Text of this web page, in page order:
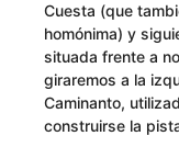
Cuesta (que
homónima) y
situada frente a
giraremos a la
Caminanto,
construirse la